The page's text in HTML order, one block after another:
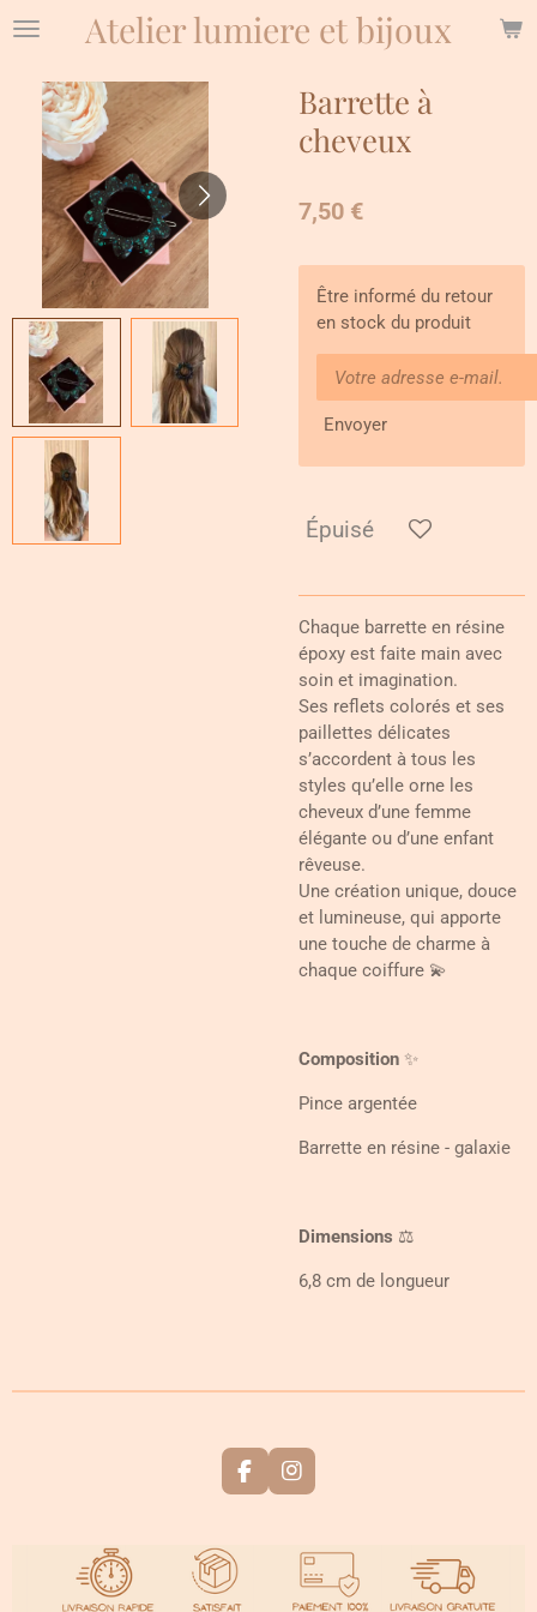
Passer
principal
Atelier lumiere et bijoux
Barrette à
cheveux
7,50 €
Être informé du retour
en stock du produit
Envoyer
Épuisé
Chaque barrette en résine
époxy est faite main avec
soin et imagination.
Ses reflets colorés et ses
paillettes délicates
s’accordent à tous les
styles qu’elle orne les
cheveux d’une femme
élégante ou d’une enfant
rêveuse.
Une création unique, douce
et lumineuse, qui apporte
une touche de charme à
chaque coiffure 💫
Composition ✨
Pince argentée
Barrette en résine - galaxie
Dimensions ⚖️
6,8 cm de longueur
F
a
I
n
g